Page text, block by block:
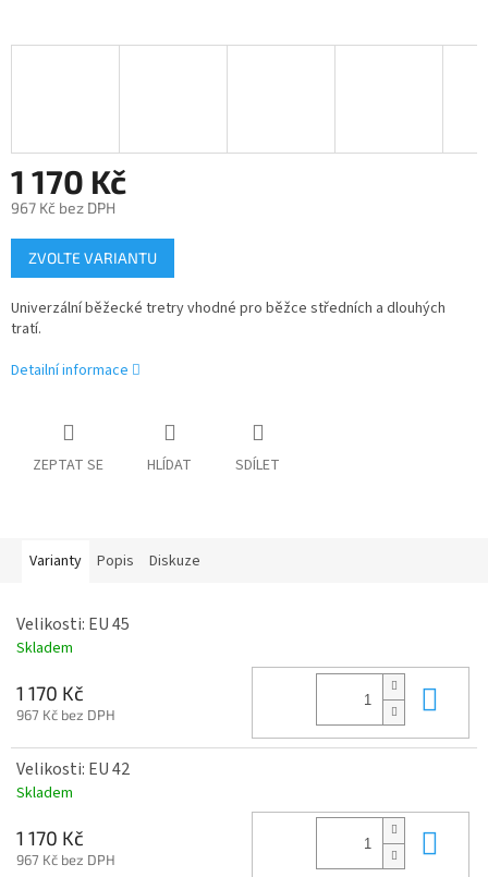
1 170 Kč
967 Kč bez DPH
Měrná
cena:
ZVOLTE VARIANTU
Univerzální běžecké tretry vhodné pro běžce středních a dlouhých
tratí.
Detailní informace
ZEPTAT SE HLÍDAT SDÍLET
Varianty Popis Diskuze
Velikosti: EU 45
Skladem
1 170 Kč
967 Kč bez DPH
Velikosti: EU 42
Skladem
1 170 Kč
967 Kč bez DPH